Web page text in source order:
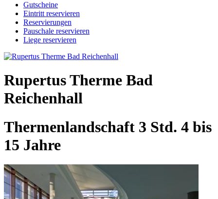
Gutscheine
Eintritt reservieren
Reservierungen
Pauschale reservieren
Liege reservieren
Rupertus Therme Bad
Reichenhall
Thermenlandschaft 3 Std. 4 bis
15 Jahre